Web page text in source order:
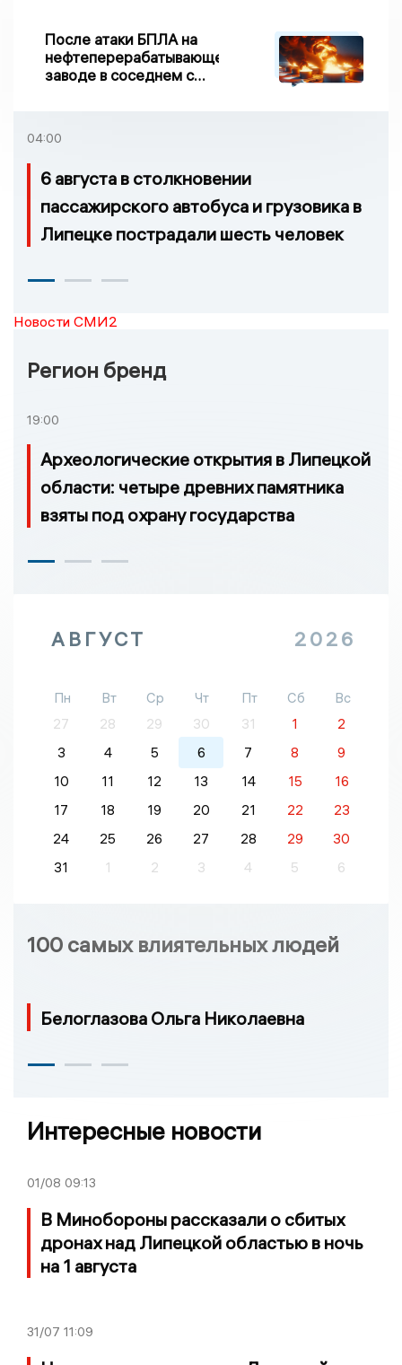
После атаки БПЛА на
нефтеперерабатывающем
заводе в соседнем с
04:00
6 августа в столкновении
пассажирского автобуса и грузовика в
Липецке пострадали шесть человек
Новости СМИ2
Регион бренд
19:00
Археологические открытия в Липецкой
области: четыре древних памятника
взяты под охрану государства
АВГУСТ 2026
Пн Вт Ср Чт Пт Сб
Вс
27
28 29 30 31 1
2
3
4 5 6 7 8
9
10
11 12 13 14 15
16
17
18 19 20 21 22
23
24
25 26 27 28 29
30
31
1 2 3 4 5 6
100 самых влиятельных людей
Белоглазова Ольга Николаевна
Интересные новости
01/08 09:13
В Минобороны рассказали о сбитых
дронах над Липецкой областью в ночь
на 1 августа
31/07 11:09